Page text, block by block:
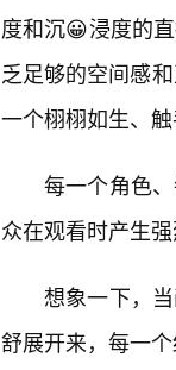
度和沉😀浸度的
乏足够的空间感
一个栩栩如生、触
每一个角色
众在观看时产生
想象一下，
舒展开来，每一